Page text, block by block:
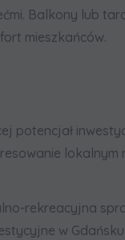
Balkony lub
mieszkańców.
potencjał
lokalnym
rekreacyjna
w